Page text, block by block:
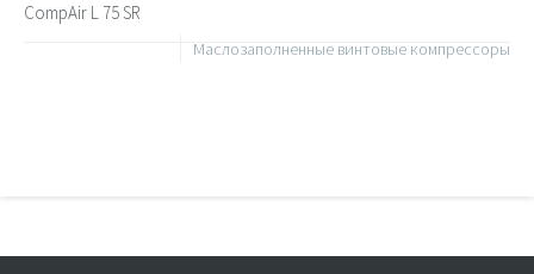
CompAir L 75 SR
Маслозаполненные винтовые компрессоры